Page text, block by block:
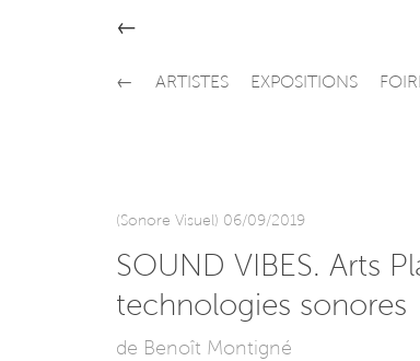
←
← ARTISTES EXPOSITIONS
(Sonore Visuel) 06/09/2019
SOUND VIBES. Arts
technologies sonores
de Benoît Montigné